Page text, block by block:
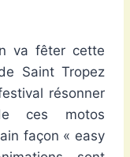
va fêter cette
Saint Tropez
résonner
ces motos
façon « easy